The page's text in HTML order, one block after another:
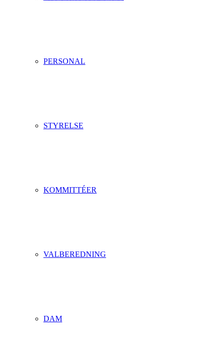
PERSONAL
STYRELSE
KOMMITTÉER
VALBEREDNING
DAM